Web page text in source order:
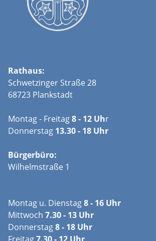
Rathaus:
Schwetzinger Straße 28
68723 Plankstadt
Montag - Freitag8 - 12 Uhr
Donnerstag 13.30 - 18 Uhr
Bürgerbüro:
Wilhelmstraße 1
Montag u. Dienstag8 - 16 Uhr
Mittwoch 7.30 - 13 Uhr
Donnerstag8 - 18 Uhr